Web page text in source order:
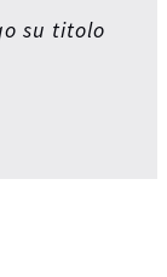
su titolo